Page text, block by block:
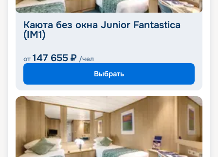
Каюта без окна Junior Fantastica
(IM1)
от 147 655 ₽ /чел
Выбрать